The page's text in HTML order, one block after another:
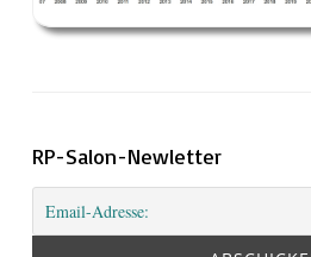
RP-Salon-Newletter